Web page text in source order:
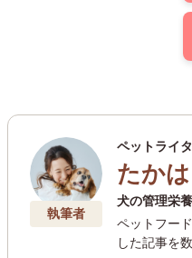
執筆者
ペットライ
たか
犬の管理栄
ペットフー
した記事を